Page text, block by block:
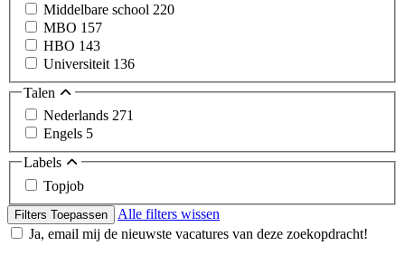
Middelbare school 220
MBO 157
HBO 143
Universiteit 136
Talen
Nederlands 271
Engels 5
Labels
Topjob
Filters Toepassen
Alle filters wissen
Ja, email mij de nieuwste vacatures van deze zoekopdracht!